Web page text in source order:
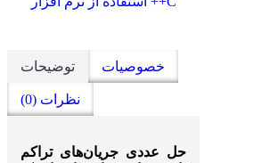
توضیحات خصوصیات
نظرات (0)
حل عددی جریان‌های تراکم